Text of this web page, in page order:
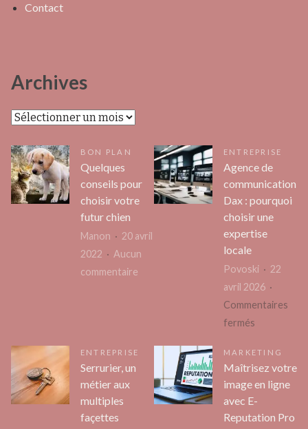
Contact
Archives
Archives
BON PLAN
Quelques
conseils pour
choisir votre
futur chien
Manon
20 avril
2022
Aucun
commentaire
futur
chien
ENTREPRISE
Agence de
communication
Dax : pourquoi
choisir une
expertise
locale
Povoski
22
avril 2026
Commentaires
fermés
de
ENTREPRISE
Serrurier, un
métier aux
multiples
façettes
MARKETING
Maîtrisez votre
image en ligne
avec E-
Reputation Pro